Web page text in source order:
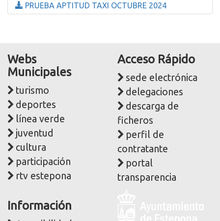
PRUEBA APTITUD TAXI OCTUBRE 2024
Webs
Municipales
turismo
deportes
línea verde
juventud
cultura
participación
rtv estepona
Acceso Rápido
sede electrónica
delegaciones
descarga de
ficheros
perfil de
contratante
portal
transparencia
Información